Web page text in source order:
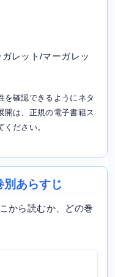
レット/マーガレッ
を確認できるようにネタ
開は、正規の電子書籍ス
ださい。
あらすじ
から読むか、どの巻